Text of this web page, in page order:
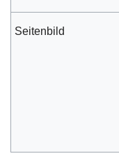
Seitenbild